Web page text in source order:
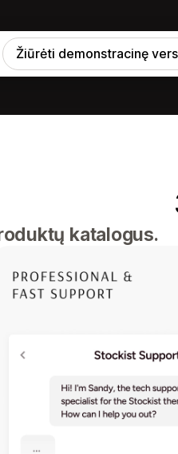
Žiūrėti demonstracinę
katalogus.